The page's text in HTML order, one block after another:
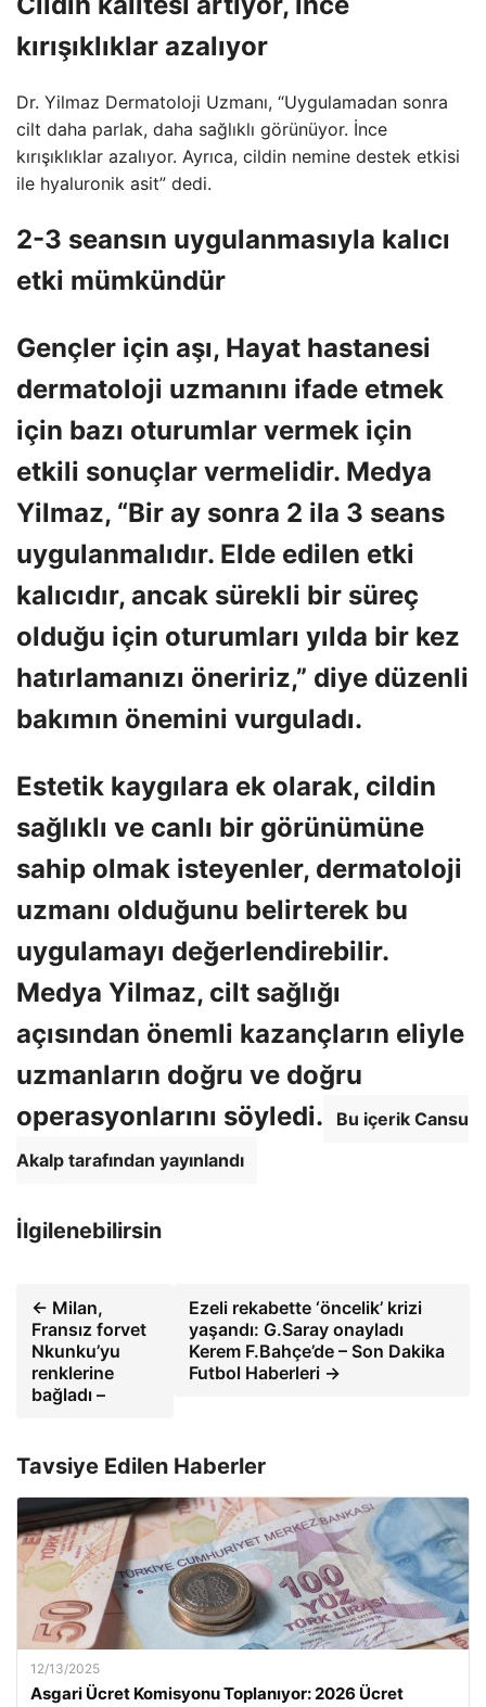
kırışıklıklar azalıyor
Dr. Yilmaz Dermatoloji Uzmanı, “Uygulamadan sonra
cilt daha parlak, daha sağlıklı görünüyor. İnce
kırışıklıklar azalıyor. Ayrıca, cildin nemine destek etkisi
ile hyaluronik asit” dedi.
2-3 seansın uygulanmasıyla kalıcı
etki mümkündür
Gençler için aşı, Hayat hastanesi
dermatoloji uzmanını ifade etmek
için bazı oturumlar vermek için
etkili sonuçlar vermelidir. Medya
Yilmaz, “Bir ay sonra 2 ila 3 seans
uygulanmalıdır. Elde edilen etki
kalıcıdır, ancak sürekli bir süreç
olduğu için oturumları yılda bir kez
hatırlamanızı öneririz,” diye düzenli
bakımın önemini vurguladı.
Estetik kaygılara ek olarak, cildin
sağlıklı ve canlı bir görünümüne
sahip olmak isteyenler, dermatoloji
uzmanı olduğunu belirterek bu
uygulamayı değerlendirebilir.
Medya Yilmaz, cilt sağlığı
açısından önemli kazançların eliyle
uzmanların doğru ve doğru
operasyonlarını söyledi.
Bu içerik Cansu
Akalp tarafından yayınlandı
İlgilenebilirsin
← Milan,
Fransız forvet
Nkunku’yu
renklerine
bağladı –
Ezeli rekabette ‘öncelik’ krizi
yaşandı: G.Saray onayladı
Kerem F.Bahçe’de – Son Dakika
Futbol Haberleri →
Tavsiye Edilen Haberler
12/13/2025
Asgari Ücret Komisyonu Toplanıyor: 2026 Ücret